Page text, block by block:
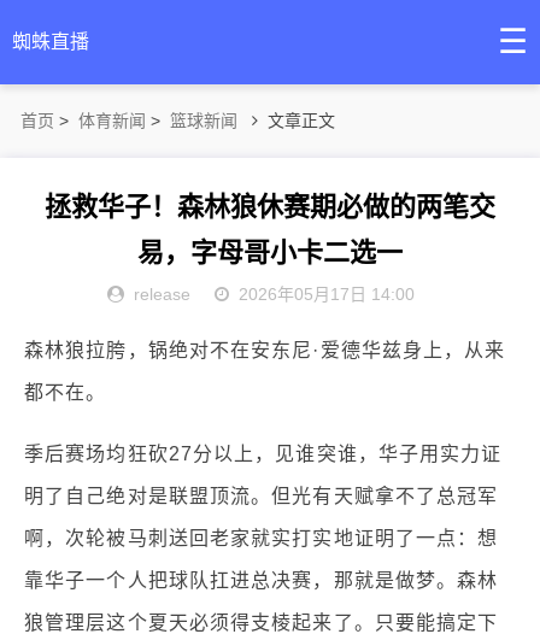
蜘蛛直播 ☰
首页 > 体育新闻 > 篮球新闻 文章正文
拯救华子！森林狼休赛期必做的两笔交
易，字母哥小卡二选一
release 2026年05月17日 14:00
森林狼拉胯，锅绝对不在安东尼·爱德华兹身上，从来
都不在。
季后赛场均狂砍27分以上，见谁突谁，华子用实力证
明了自己绝对是联盟顶流。但光有天赋拿不了总冠军
啊，次轮被马刺送回老家就实打实地证明了一点：想
靠华子一个人把球队扛进总决赛，那就是做梦。森林
狼管理层这个夏天必须得支棱起来了。只要能搞定下